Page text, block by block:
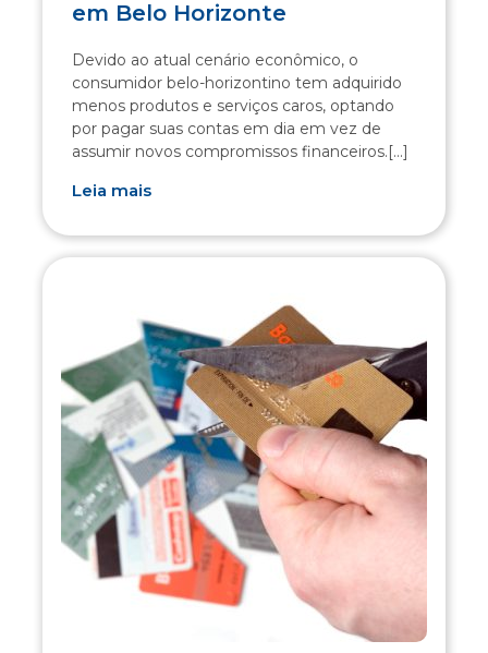
em Belo Horizonte
Devido ao atual cenário econômico, o
consumidor belo-horizontino tem adquirido
menos produtos e serviços caros, optando
por pagar suas contas em dia em vez de
assumir novos compromissos financeiros.[...]
Leia mais